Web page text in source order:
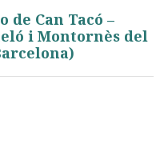
Can Tacó –
i Montornès del